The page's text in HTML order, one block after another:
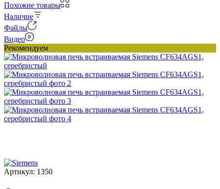
Похожие товары
Наличие
Файлы
Видео
Рекомендуем
Артикул: 1350